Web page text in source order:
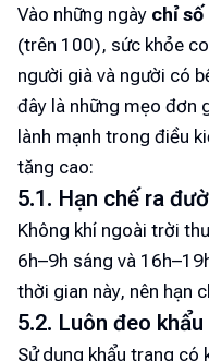
Vào những ngày chỉ
(trên 100), sức khỏe
người già và người có
đây là những mẹo đơn
lành mạnh trong điều
tăng cao:
5.1. Hạn chế ra
Không khí ngoài trời
6h–9h sáng và
thời gian này, nên hạn
5.2. Luôn đeo
Sử dụng khẩu trang có